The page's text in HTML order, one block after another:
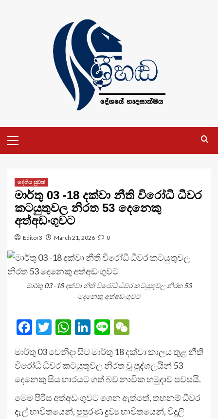
Menu
දේශීය පුවත්
මාර්තු 03 -18 දක්වා නීති විරෝධී ධීවර
කටයුතුවල නිරත 53 දෙනෙකු
අත්අඩංගුවට
Editor3 March 21, 2026 0
මාර්තු 03 -18 දක්වා නීති විරෝධී ධීවර කටයුතුවල නිරත 53
දෙනෙකු අත්අඩංගුවට
Facebook
Twitter
WhatsApp
LinkedIn
Line
මාර්තු 03 වෙනිදා සිට මාර්තු 18 දක්වා කාලය තුළ නීති
විරෝධී ධීවර කටයුතුවල නිරත වූ පුද්ගලයින් 53
දෙනෙකු සිය භාරයට ගත් බව නාවික හමුදාව පවසයි.
මෙම පිරිස අත්අඩංගුවට ගෙන ඇත්තේ, තහනම් ධීවර
දැල් භාවිතයෙන්, පුපුරණ ද්‍රව්‍ය භාවිතයෙන්, විදුලි